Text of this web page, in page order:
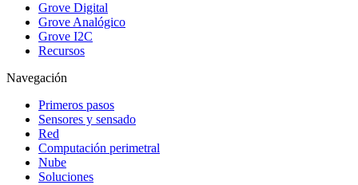
Grove Digital
Grove Analógico
Grove I2C
Recursos
Navegación
Primeros pasos
Sensores y sensado
Red
Computación perimetral
Nube
Soluciones